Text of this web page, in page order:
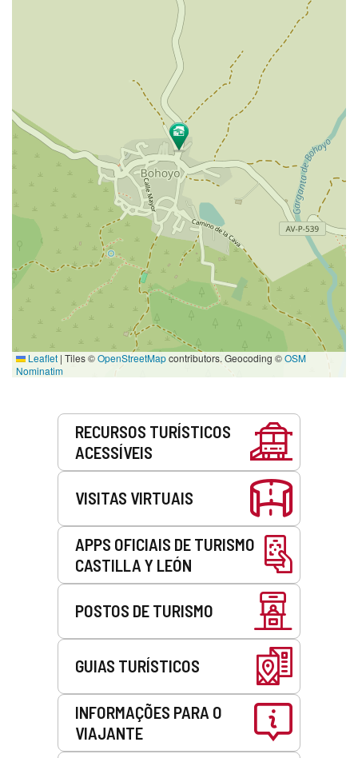
Leaflet | Tiles ©OpenStreetMapcontributors. Geocoding ©OSM
Nominatim
RECURSOS TURÍSTICOS
ACESSÍVEIS
VISITAS VIRTUAIS
APPS OFICIAIS DE TURISMO
CASTILLA Y LEÓN
POSTOS DE TURISMO
GUIAS TURÍSTICOS
INFORMAÇÕES PARA O
VIAJANTE